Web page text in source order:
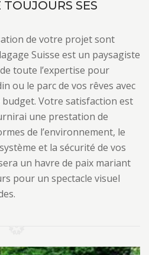
TOUJOURS SES
de votre projet sont
Suisse est un paysagiste
toute l’expertise pour
ou le parc de vos rêves avec
Votre satisfaction est
une prestation de
de l’environnement, le
et la sécurité de vos
un havre de paix mariant
pour un spectacle visuel